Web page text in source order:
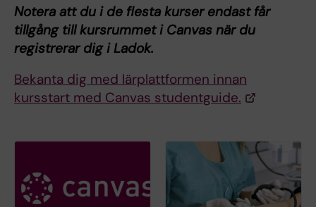
Notera att du i de flesta kurser endast får
tillgång till kursrummet i Canvas när du
registrerar dig i Ladok.
Bekanta dig med lärplattformen innan
kursstart med Canvas studentguide.